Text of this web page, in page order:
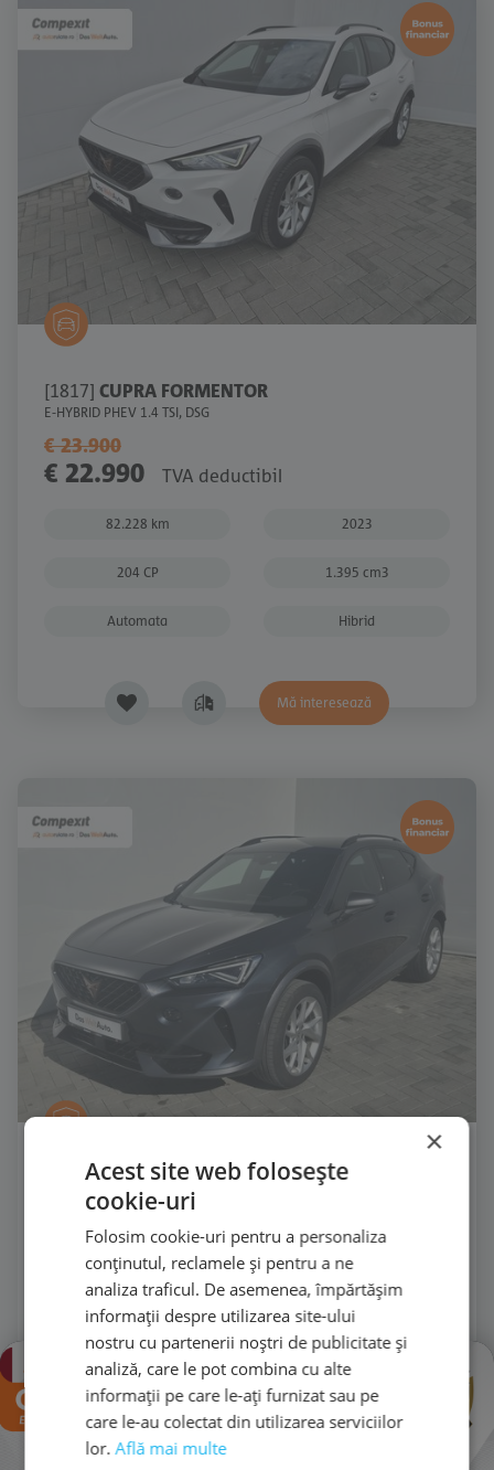
[1817] CUPRA FORMENTOR
E-HYBRID PHEV 1.4 TSI, DSG
€ 23.900
€ 22.990 TVA deductibil
82.228 km 2023
204 CP 1.395 cm3
Automata Hibrid
Mă interesează
CUPRA FORMENTOR
1.5 TSI, DSG
€ 28.500
€ 24.990 TVA deductibil
30.043 km 2024
150 CP 1.498 cm3
Automata Benzină
×
×
Acest site web folosește
cookie-uri
Folosim cookie-uri pentru a personaliza
conținutul, reclamele și pentru a ne
analiza traficul. De asemenea, împărtășim
informații despre utilizarea site-ului
nostru cu partenerii noștri de publicitate și
analiză, care le pot combina cu alte
informații pe care le-ați furnizat sau pe
care le-au colectat din utilizarea serviciilor
lor.Află mai multe